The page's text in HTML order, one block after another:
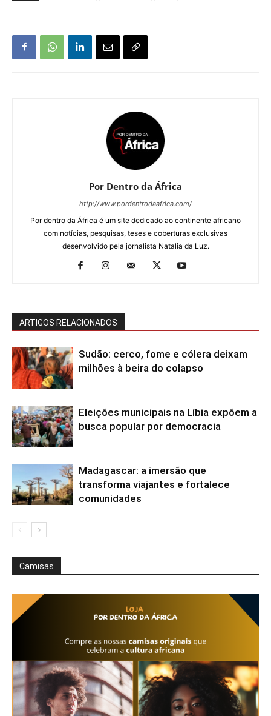
Por Dentro da África
http://www.pordentrodaafrica.com/
Por dentro da África é um site dedicado ao continente africano
com notícias, pesquisas, teses e coberturas exclusivas
desenvolvido pela jornalista Natalia da Luz.
ARTIGOS RELACIONADOS
Sudão: cerco, fome e cólera deixam
milhões à beira do colapso
Eleições municipais na Líbia expõem a
busca popular por democracia
Madagascar: a imersão que
transforma viajantes e fortalece
comunidades
Camisas